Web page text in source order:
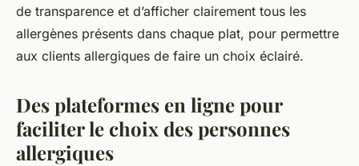
de transparence et d’afficher clairement tous les
allergènes présents dans chaque plat, pour permettre
aux clients allergiques de faire un choix éclairé.
Des plateformes en ligne pour
faciliter le choix des personnes
allergiques